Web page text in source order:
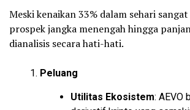
Meski kenaikan 33% dalam sehari
prospek jangka menengah hingga
dianalisis secara hati-hati.
Peluang
Utilitas Ekosistem: AEVO